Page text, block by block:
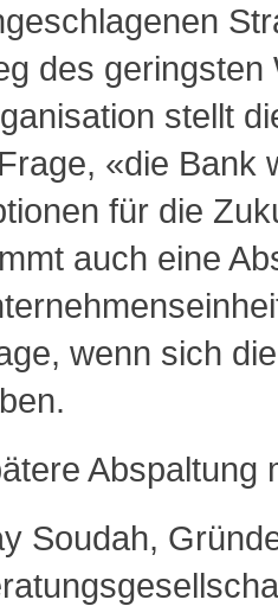
des
stellt
«die Bank
für die
auch eine
wenn sich
Abspaltung
Soudah,